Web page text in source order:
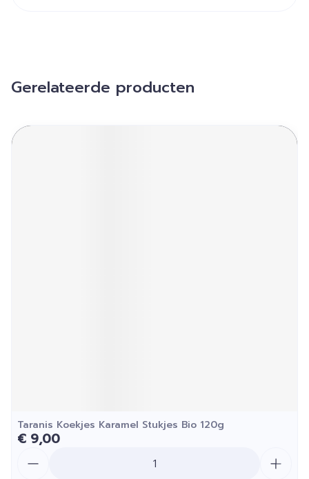
Gerelateerde producten
Taranis Koekjes Karamel Stukjes Bio 120g
€ 9,00